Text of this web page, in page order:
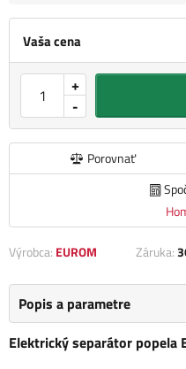
Vaša cena
-
+
Porovnať
Výrobca: EUROM Záruka:
Popis a parametre
Elektrický separátor popela